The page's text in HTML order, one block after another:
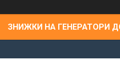
ЗНИЖКИ НА ГЕНЕРАТОРИ ДО